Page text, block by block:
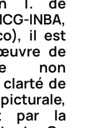
INBA,
il est
de
non
de
par la